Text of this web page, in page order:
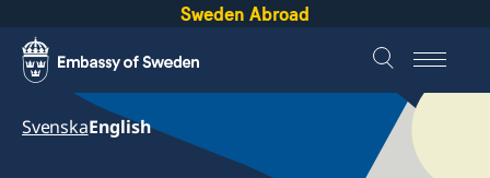
Sweden Abroad
SvenskaEnglish